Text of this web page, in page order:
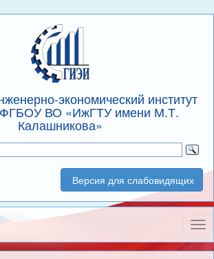
экономический институт
ВО «ИжГТУ имени М.Т.
Калашникова»
Версия для слабовидящих